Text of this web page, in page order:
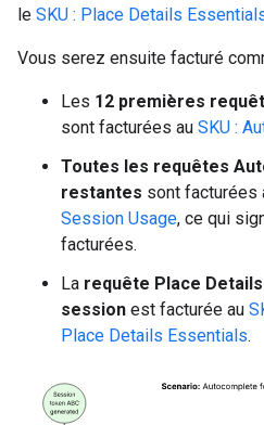
le SKU : Place Details
Vous serez ensuite facturé
Les 12 premières
sont facturées au SKU :
Toutes les requêtes
restantes sont facturées
Session Usage, ce qui
facturées.
La requête Place
session est facturée au
Place Details Essentials.